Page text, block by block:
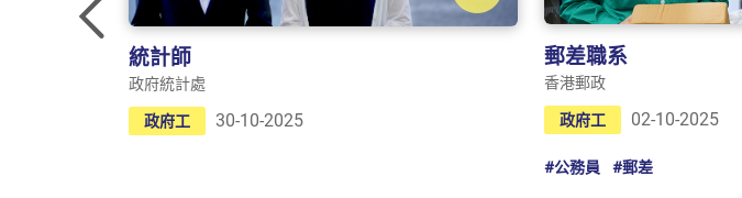
Previous
統計師
政府統計處
政府工
30-10-2025
郵差職系
香港郵政
政府工
02-10-2025
#公務員 #郵差